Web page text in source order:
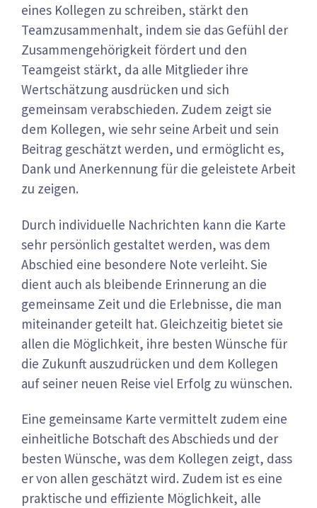
eines Kollegen zu schreiben, stärkt den
Teamzusammenhalt, indem sie das Gefühl der
Zusammengehörigkeit fördert und den
Teamgeist stärkt, da alle Mitglieder ihre
Wertschätzung ausdrücken und sich
gemeinsam verabschieden. Zudem zeigt sie
dem Kollegen, wie sehr seine Arbeit und sein
Beitrag geschätzt werden, und ermöglicht es,
Dank und Anerkennung für die geleistete Arbeit
zu zeigen.
Durch individuelle Nachrichten kann die Karte
sehr persönlich gestaltet werden, was dem
Abschied eine besondere Note verleiht. Sie
dient auch als bleibende Erinnerung an die
gemeinsame Zeit und die Erlebnisse, die man
miteinander geteilt hat. Gleichzeitig bietet sie
allen die Möglichkeit, ihre besten Wünsche für
die Zukunft auszudrücken und dem Kollegen
auf seiner neuen Reise viel Erfolg zu wünschen.
Eine gemeinsame Karte vermittelt zudem eine
einheitliche Botschaft des Abschieds und der
besten Wünsche, was dem Kollegen zeigt, dass
er von allen geschätzt wird. Zudem ist es eine
praktische und effiziente Möglichkeit, alle